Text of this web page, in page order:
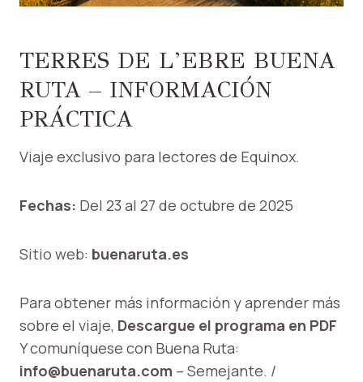
TERRES DE L’EBRE BUENA
RUTA – INFORMACIÓN
PRÁCTICA
Viaje exclusivo para lectores de Equinox.
Fechas: Del 23 al 27 de octubre de 2025
Sitio web: buenaruta.es
Para obtener más información y aprender más
sobre el viaje, Descargue el programa en PDF
Y comuníquese con Buena Ruta:
info@buenaruta.com – Semejante. /